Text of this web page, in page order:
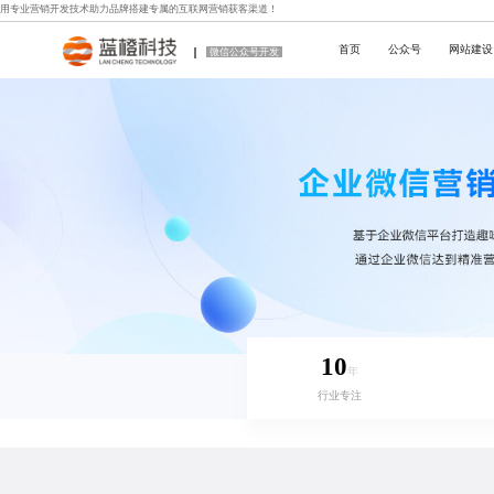
用专业营销开发技术助力品牌搭建专属的互联网营销获客渠道！
微信公众号开发 首页 公众号 网站建设
10年
行业专注